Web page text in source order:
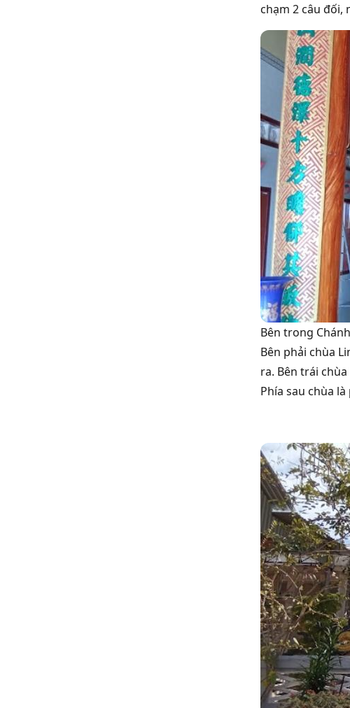
chạm 2 câu đối,
Bên trong
Bên phải chùa
ra. Bên trái chùa
Phía sau chùa